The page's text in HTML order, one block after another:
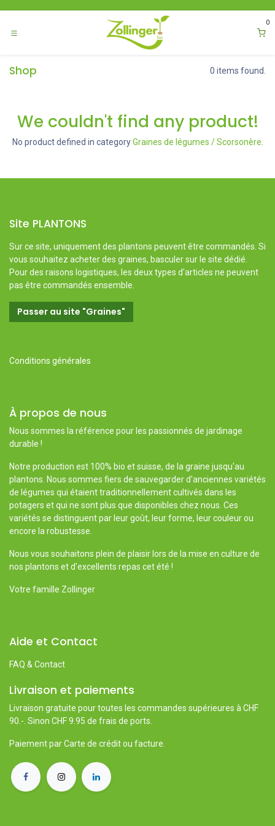
0
Shop 0 items found.
We couldn't find any product!
No product defined in categoryGraines de légumes / Scorsonère
Site PLANTONS
Sur ce site, uniquement des plantons peuvent être commandés. Si
vous souhaitez acheter des graines, basculer sur le site dédié.
Pour des raisons logistiques, les deux types d'articles ne peuvent
pas être commandés ensemble.
Passer au site "Graines"
Conditions générales
À propos de nous
Nous sommes la référence pour les passionnés de jardinage
durable !
Notre production est 100% bio et suisse, de la graine jusqu'au
plantons. Nous sommes fiers de sauvegarder d'anciennes variétés
de légumes qui étaient traditionnellement cultivés dans les
potagers et qui ne sont plus que disponibles chez nous. Ces
variétés se distinguent par leur goût, leur forme, leur couleur ou
encore la robustesse.
Nous vous souhaitons plein de plaisir lors de la mise en culture de
nos plantons et d'excellents repas cet été !
Votre famille Zollinger
Aide et Contact
FAQ & Contact
Livraison et paiements
Livraison gratuite pour toutes les commandes supérieures à CHF
90.-. Sinon CHF 9.95 de frais de ports.
Paiement par Carte de crédit ou facture.